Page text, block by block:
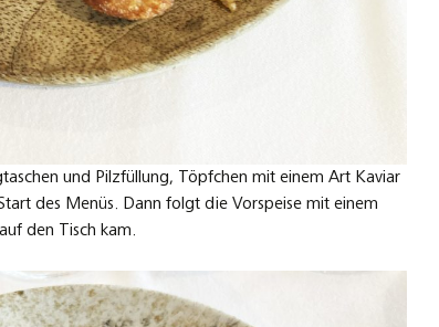
und Pilzfüllung, Töpfchen mit einem Art Kaviar
des Menüs. Dann folgt die Vorspeise mit einem
den Tisch kam.